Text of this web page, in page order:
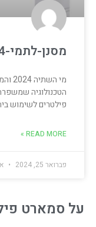
מסנן-לתמי-4
הטכנולוגיה
פילטרים לשימוש
READ MORE »
פברואר 25, 2024
על סמארט